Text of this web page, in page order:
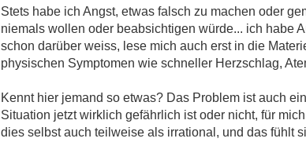
Stets habe ich Angst, etwas falsch zu machen oder
niemals wollen oder beabsichtigen würde... ich habe
schon darüber weiss, lese mich auch erst in die
physischen Symptomen wie schneller Herzschlag,
Kennt hier jemand so etwas? Das Problem ist auch
Situation jetzt wirklich gefährlich ist oder nicht, für
dies selbst auch teilweise als irrational, und das fühlt